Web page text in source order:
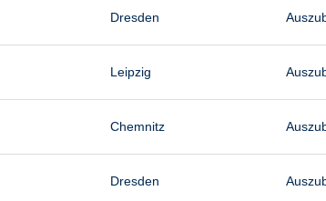
Dresden
Leipzig
Chemnitz
Dresden